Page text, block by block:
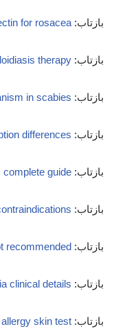
بازتاب: for rosacea
بازتاب: therapy
بازتاب: in scabies
بازتاب: differences
بازتاب: complete guide
بازتاب:
بازتاب: recommended
بازتاب: clinical details
بازتاب: skin test